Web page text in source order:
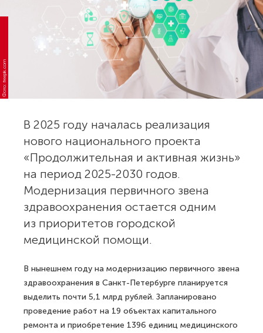
Фото: freepik.com
В 2025 году началась реализация
нового национального проекта
«Продолжительная и активная жизнь»
на период 2025-2030 годов.
Модернизация первичного звена
здравоохранения остается одним
из приоритетов городской
медицинской помощи.
В нынешнем году на модернизацию первичного звена
здравоохранения в Санкт-Петербурге планируется
выделить почти 5,1 млрд рублей. Запланировано
проведение работ на 19 объектах капитального
ремонта и приобретение 1396 единиц медицинского